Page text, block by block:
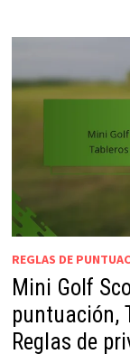
REGLAS DE
Mini Golf
puntuación,
Reglas de